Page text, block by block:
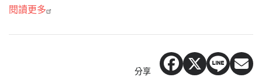
閱讀更多
分享